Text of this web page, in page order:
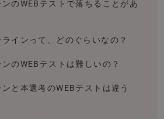
のWEBテストで落ちることがあ
インって、どのぐらいなの？
のWEBテストは難しいの？
と本選考のWEBテストは違う